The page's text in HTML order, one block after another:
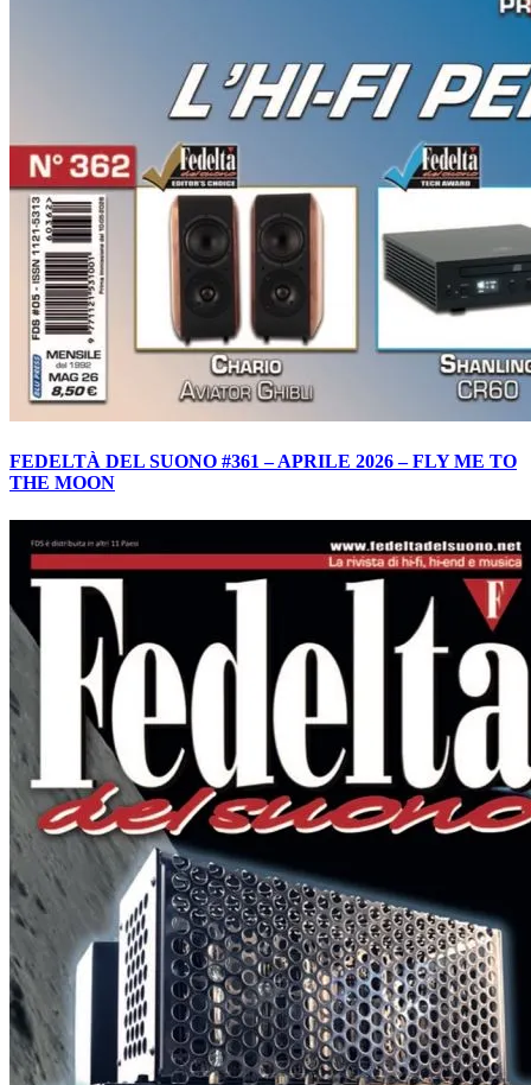
FEDELTÀ DEL SUONO #361 – APRILE 2026 – FLY ME TO
THE MOON